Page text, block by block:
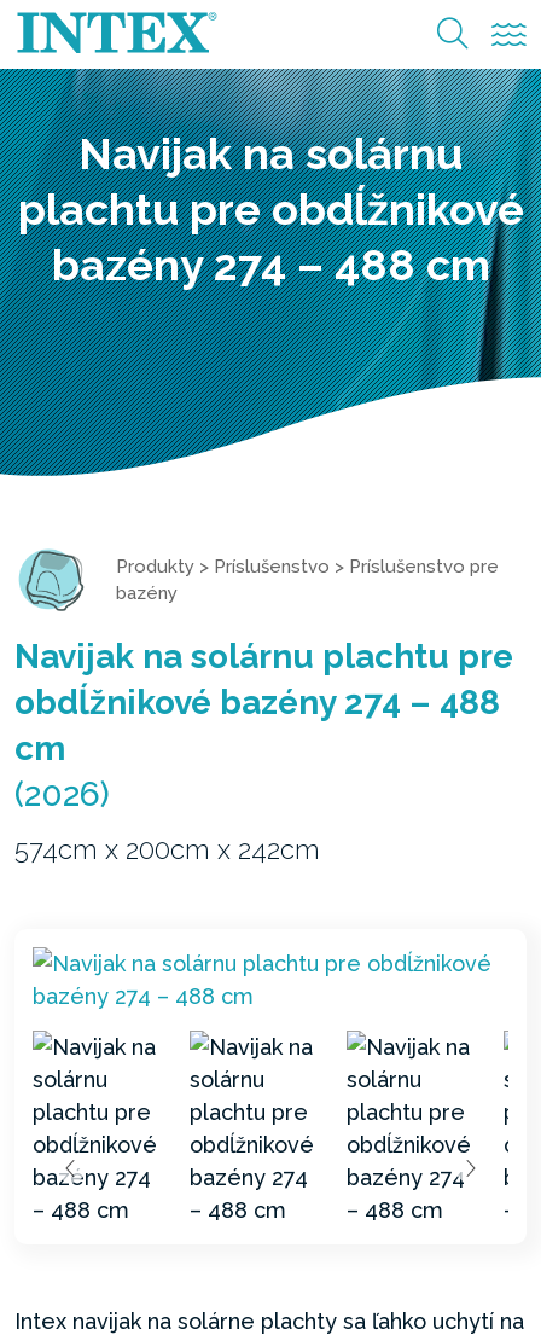
Navijak na solárnu
plachtu pre obdĺžnikové
bazény 274 – 488 cm
Produkty > Príslušenstvo > Príslušenstvo pre
bazény
Navijak na solárnu plachtu pre
obdĺžnikové bazény 274 – 488
cm
(2026)
574cm x 200cm x 242cm
Intex navijak na solárne plachty sa ľahko uchytí na